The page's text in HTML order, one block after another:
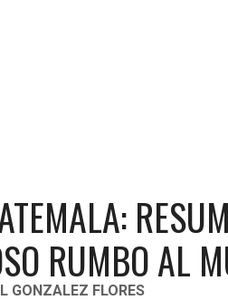
RUMBO AL
GONZALEZ FLORES